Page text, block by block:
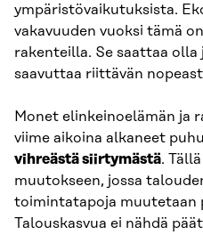
ympäristövaikutuksista.
vakavuuden vuoksi tämä
rakenteilla. Se saattaa
saavuttaa riittävän
Monet elinkeinoelämän ja
viime aikoina alkaneet
vihreästä siirtymästä.
muutokseen, jossa
toimintatapoja muutetaan
Talouskasvua ei nähdä